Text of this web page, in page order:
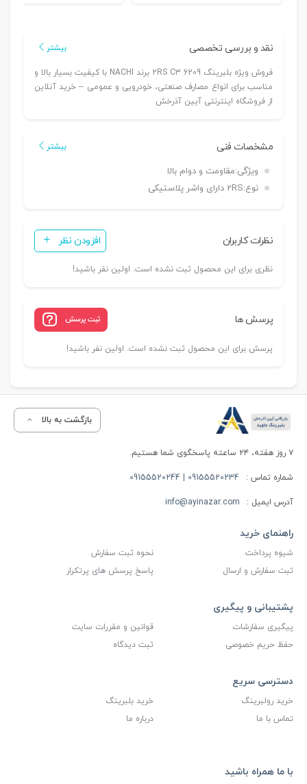
نقد و بررسی تخصصی بیشتر
فروش ویژه بلبرینگ 6209 2RS C3 برند NACHI با کیفیت بسیار بالا و
مناسب برای انواع مصارف صنعتی، خودرویی و عمومی – خرید آنلاین
از فروشگاه اینترنتی آیین آذرخش
مشخصات فنی بیشتر
ویژگی:مقاومت و دوام بالا
نوع:2RS دارای واشر پلاستیکی
نظرات کاربران افزودن نظر
نظری برای این محصول ثبت نشده است. اولین نفر باشید!
پرسش ها ثبت پرسش
پرسش برای این محصول ثبت نشده است. اولین نفر باشید!
بازگشت به بالا
۷ روز هفته، ۲۴ ساعته پاسخگوی شما هستیم.
شماره تماس : 09155520234 | 09155520244
آدرس ایمیل : info@ayinazar.com
راهنمای خرید
شیوه پرداخت
نحوه ثبت سفارش
ثبت سفارش و ارسال
پاسخ پرسش های پرتکرار
پشتیبانی و پیگیری
پیگیری سفارشات
قوانین و مقررات سایت
حفظ حریم خصوصی
ثبت دیدگاه
دسترسی سریع
خرید رولبرینگ
خرید بلبرینگ
تماس با ما
درباره ما
با ما همراه باشید